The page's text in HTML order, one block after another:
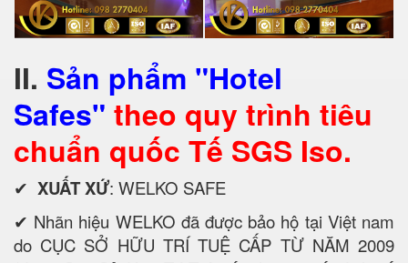
II. Sản phẩm "Hotel
Safes" theo quy trình tiêu
chuẩn quốc Tế SGS Iso.
✔ XUẤT XỨ: WELKO SAFE
✔ Nhãn hiệu WELKO đã được bảo hộ tại Việt nam
do CỤC SỞ HỮU TRÍ TUỆ CẤP TỪ NĂM 2009